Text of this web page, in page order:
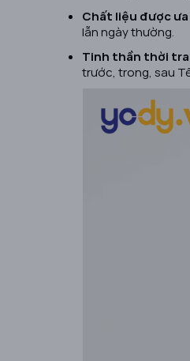
Chất liệu được
lẫn ngày thường.
Tinh thần thời
trước, trong, sau